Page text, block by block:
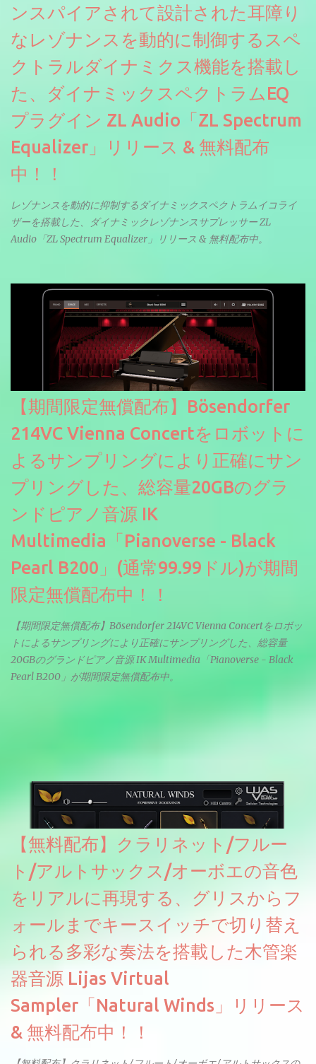
ンスパイアされて設計された耳障り
なレゾナンスを動的に制御するスペ
クトラルダイナミクス機能を搭載し
た、ダイナミックスペクトラムEQ
プラグイン ZL Audio「ZL Spectrum
Equalizer」リリース & 無料配布
中！！
レゾナンスを動的に抑制するダイナミックスペクトラムイコライ
ザーを搭載した、ダイナミックレゾナンスサプレッサー ZL
Audio「ZL Spectrum Equalizer」リリース & 無料配布中。
【期間限定無償配布】Bösendorfer
214VC Vienna Concertをロボットに
よるサンプリングにより正確にサン
プリングした、総容量20GBのグラ
ンドピアノ音源 IK
Multimedia「Pianoverse - Black
Pearl B200」(通常99.99ドル)が期間
限定無償配布中！！
【期間限定無償配布】Bösendorfer 214VC Vienna Concertをロボッ
トによるサンプリングにより正確にサンプリングした、総容量
20GBのグランドピアノ音源 IK Multimedia「Pianoverse - Black
Pearl B200」が期間限定無償配布中。
【無料配布】クラリネット/フルー
ト/アルトサックス/オーボエの音色
をリアルに再現する、グリスからフ
ォールまでキースイッチで切り替え
られる多彩な奏法を搭載した木管楽
器音源 Lijas Virtual
Sampler「Natural Winds」リリース
& 無料配布中！！